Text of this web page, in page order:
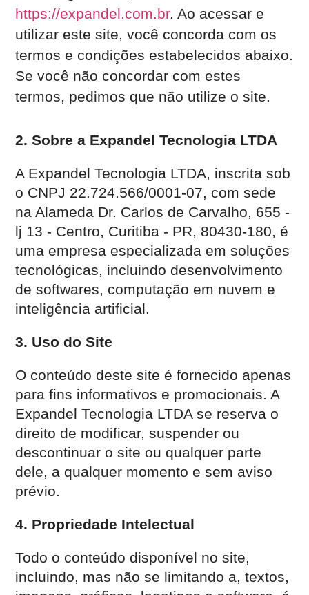
https://expandel.com.br. Ao acessar e
utilizar este site, você concorda com os
termos e condições estabelecidos abaixo.
Se você não concordar com estes
termos, pedimos que não utilize o site.
2. Sobre a Expandel Tecnologia LTDA
A Expandel Tecnologia LTDA, inscrita sob
o CNPJ 22.724.566/0001-07, com sede
na Alameda Dr. Carlos de Carvalho, 655 -
lj 13 - Centro, Curitiba - PR, 80430-180, é
uma empresa especializada em soluções
tecnológicas, incluindo desenvolvimento
de softwares, computação em nuvem e
inteligência artificial.
3. Uso do Site
O conteúdo deste site é fornecido apenas
para fins informativos e promocionais. A
Expandel Tecnologia LTDA se reserva o
direito de modificar, suspender ou
descontinuar o site ou qualquer parte
dele, a qualquer momento e sem aviso
prévio.
4. Propriedade Intelectual
Todo o conteúdo disponível no site,
incluindo, mas não se limitando a, textos,